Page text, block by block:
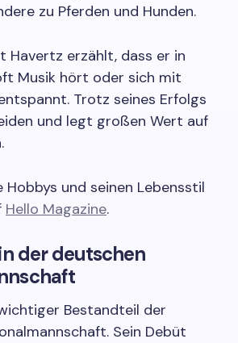
zu Pferden und Hunden.
Havertz erzählt, dass er in
Musik hört oder sich mit
Trotz seines Erfolgs
und legt großen Wert auf
Hobbys und seinen Lebensstil
Hello Magazine.
der deutschen
Bestandteil der
Sein Debüt